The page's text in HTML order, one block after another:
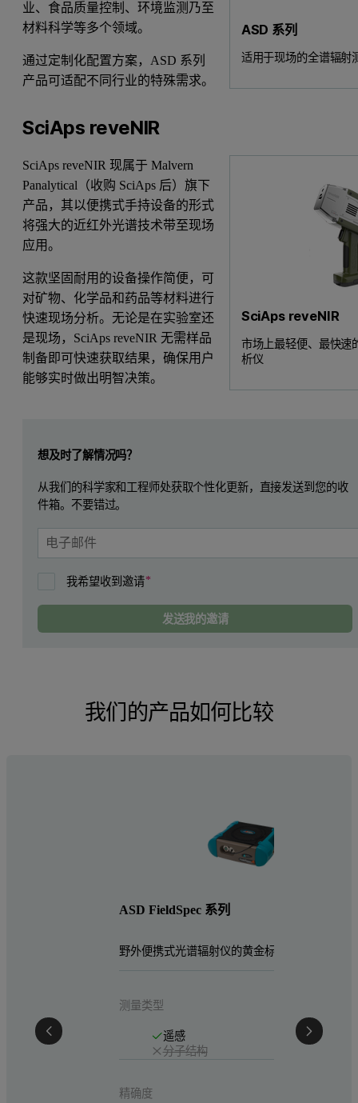
ASD 系列
适用于现场的全谱辐射
业、食品质量控制、环境监测乃至
材料科学等多个领域。
通过定制化配置方案，ASD 系列
产品可适配不同行业的特殊需求。
SciAps reveNIR
SciAps reveNIR
市场上最轻便、最快速
析仪
SciAps reveNIR 现属于 Malvern
Panalytical（收购 SciAps 后）旗下
产品，其以便携式手持设备的形式
将强大的近红外光谱技术带至现场
应用。
这款坚固耐用的设备操作简便，可
对矿物、化学品和药品等材料进行
快速现场分析。无论是在实验室还
是现场，SciAps reveNIR 无需样品
制备即可快速获取结果，确保用户
能够实时做出明智决策。
想及时了解情况吗？
从我们的科学家和工程师处获取个性化更新，直接发送到您的收
件箱。不要错过。
我希望收到邀请
发送我的邀请
我们的产品如何比较
ASD FieldSpec 系列
野外便携式光谱辐射仪的黄金标准
测量类型
遥感
分子结构
精确度